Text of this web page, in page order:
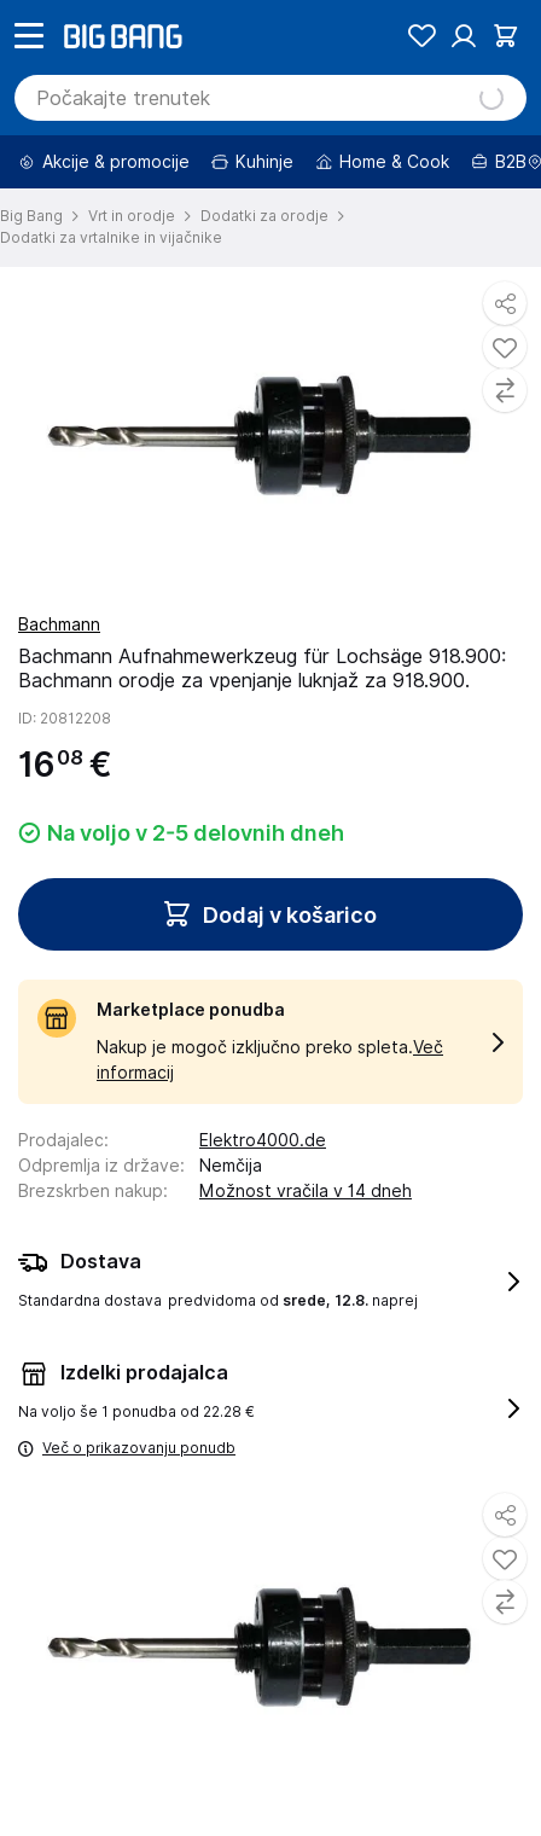
Akcije & promocije Kuhinje Home & Cook B2B
Big Bang Vrt in orodje
Dodatki za orodje
Dodatki za vrtalnike in vijačnike
Bachmann
Bachmann Aufnahmewerkzeug für Lochsäge 918.900:
Bachmann orodje za vpenjanje luknjaž za 918.900.
ID: 20812208
16 08 €
Na voljo v 2-5 delovnih dneh
Dodaj v košarico
Marketplace ponudba
Nakup je mogoč izključno preko spleta.Več
informacij
Prodajalec:
Elektro4000.de
Odpremlja iz države:
Nemčija
Brezskrben nakup: Možnost vračila v 14 dneh
Dostava
Standardna dostava predvidoma od srede, 12.8. naprej
Izdelki prodajalca
Na voljo še 1 ponudba od 22.28 €
Več o prikazovanju ponudb